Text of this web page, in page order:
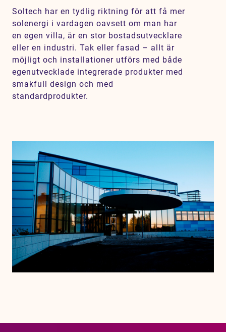
Soltech har en tydlig riktning för att få mer
solenergi i vardagen oavsett om man har
en egen villa, är en stor bostadsutvecklare
eller en industri. Tak eller fasad – allt är
möjligt och installationer utförs med både
egenutvecklade integrerade produkter med
smakfull design och med
standardprodukter.